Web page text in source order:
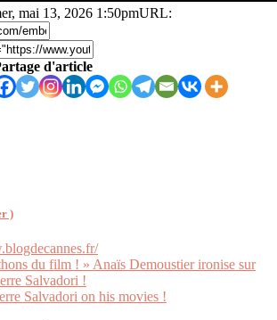
mai 13, 2026 1:50pmURL:
d'article
)
du film ! » Anaïs Demoustier ironise sur
Salvadori !
Salvadori on his movies !